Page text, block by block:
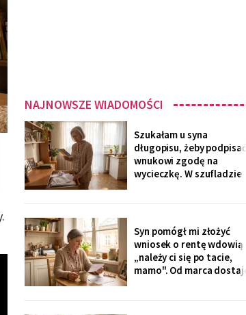
NAJNOWSZE WIADOMOŚCI
Szukałam u syna
długopisu, żeby podpisać
wnukowi zgodę na
wycieczkę. W szufladzie
ołówkiem: «od
stycznia?».
Syn pomógł mi złożyć
wniosek o rentę wdowią -
„należy ci się po tacie,
mamo". Od marca dostaję